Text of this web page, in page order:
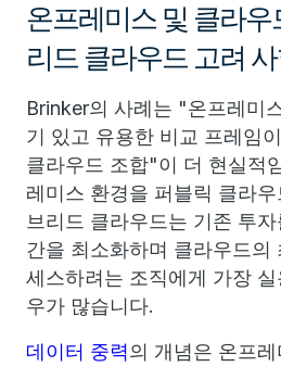
온프레미스 및 클라우
리드 클라우드 고려
Brinker의 사례는 "온프레미
기 있고 유용한 비교 프레임
클라우드 조합"이 더 현실적
레미스 환경을 퍼블릭 클라
브리드 클라우드는 기존 투
간을 최소화하며 클라우드의
세스하려는 조직에게 가장
우가 많습니다.
데이터 중력의 개념은 온프